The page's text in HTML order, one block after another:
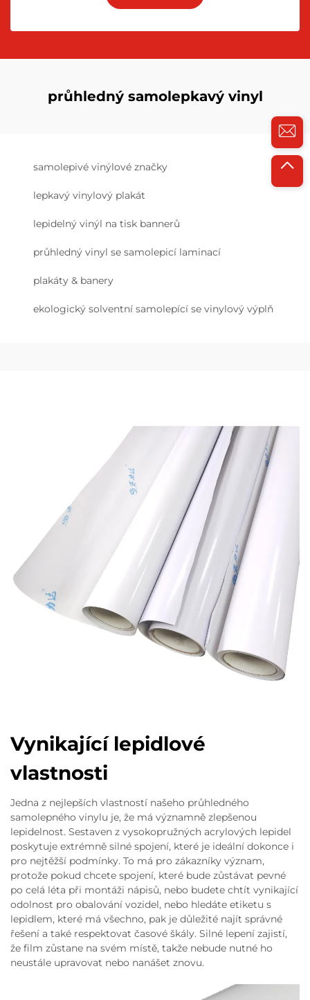
průhledný samolepkavý vinyl
samolepivé vinýlové značky
lepkavý vinylový plakát
lepidelný vinýl na tisk bannerů
průhledný vinyl se samolepicí laminací
plakáty & banery
ekologický solventní samolepící se vinylový výplň
Vynikající lepidlové
vlastnosti
Jedna z nejlepších vlastností našeho průhledného
samolepného vinylu je, že má významně zlepšenou
lepidelnost. Sestaven z vysokopružných acrylových lepidel
poskytuje extrémně silné spojení, které je ideální dokonce i
pro nejtěžší podmínky. To má pro zákazníky význam,
protože pokud chcete spojení, které bude zůstávat pevné
po celá léta při montáži nápisů, nebo budete chtít vynikající
odolnost pro obalování vozidel, nebo hledáte etiketu s
lepidlem, které má všechno, pak je důležité najít správné
řešení a také respektovat časové škály. Silné lepení zajistí,
že film zůstane na svém místě, takže nebude nutné ho
neustále upravovat nebo nanášet znovu.